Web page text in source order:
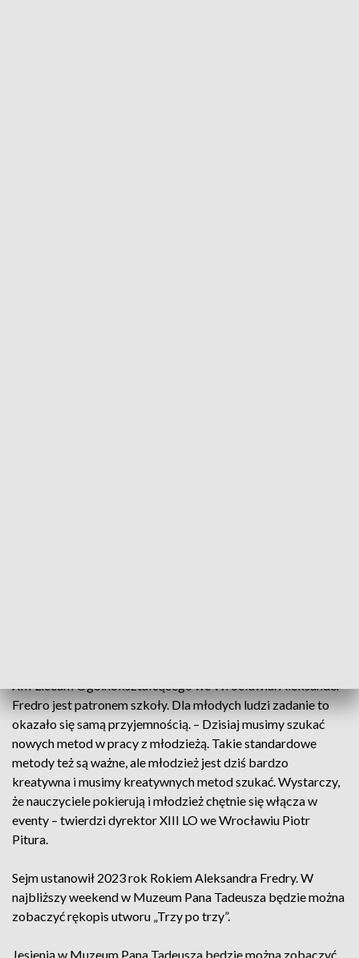
XIII Liceum Ogólnokształcącego we Wrocławiu. Aleksander
Fredro jest patronem szkoły. Dla młodych ludzi zadanie to
okazało się samą przyjemnością. – Dzisiaj musimy szukać
nowych metod w pracy z młodzieżą. Takie standardowe
metody też są ważne, ale młodzież jest dziś bardzo
kreatywna i musimy kreatywnych metod szukać. Wystarczy,
że nauczyciele pokierują i młodzież chętnie się włącza w
eventy – twierdzi dyrektor XIII LO we Wrocławiu Piotr
Pitura.
Sejm ustanowił 2023 rok Rokiem Aleksandra Fredry. W
najbliższy weekend w Muzeum Pana Tadeusza będzie można
zobaczyć rękopis utworu „Trzy po trzy”.
Jesienią w Muzeum Pana Tadeusza będzie można zobaczyć